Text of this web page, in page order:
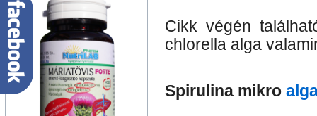
Cikk végén
chlorella alga
Spirulina mikro